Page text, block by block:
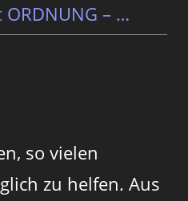
ORDNUNG – …
so vielen
zu helfen. Aus